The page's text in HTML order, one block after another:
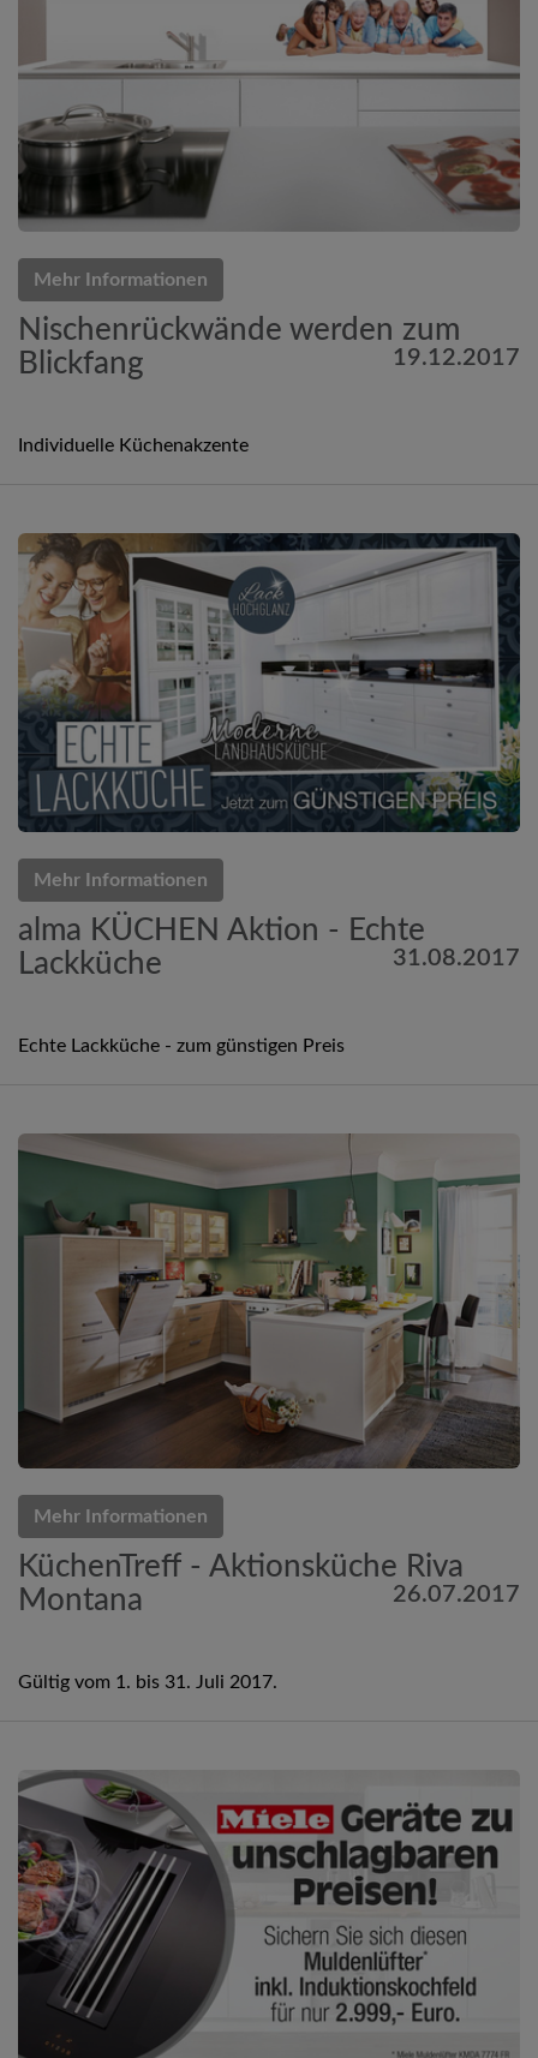
Mehr Informationen
Nischenrückwände werden zum
Blickfang
19.12.2017
Individuelle Küchenakzente
Mehr Informationen
alma KÜCHEN Aktion - Echte
Lackküche
31.08.2017
Echte Lackküche - zum günstigen Preis
Mehr Informationen
KüchenTreff - Aktionsküche Riva
Montana
26.07.2017
Gültig vom 1. bis 31. Juli 2017.